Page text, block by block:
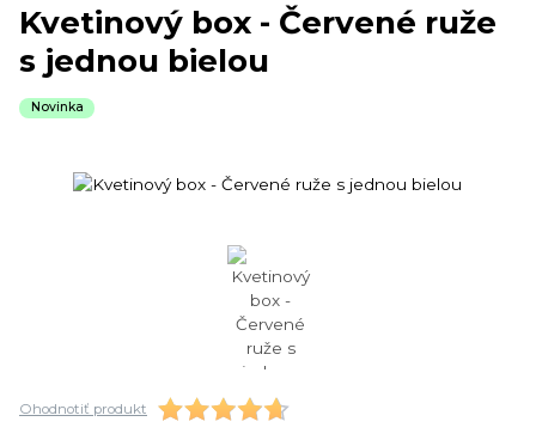
Kvetinový box - Červené ruže
s jednou bielou
Novinka
Ohodnotiť produkt